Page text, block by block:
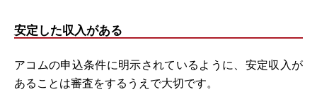
安定した収入がある
アコムの申込条件に明示されているように、安定収入が
あることは審査をするうえで大切です。